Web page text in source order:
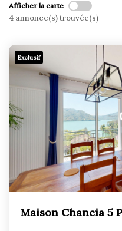
Afficher la carte
4 annonce(s) trouvée(s)
Exclusif
Maison Chancia 5